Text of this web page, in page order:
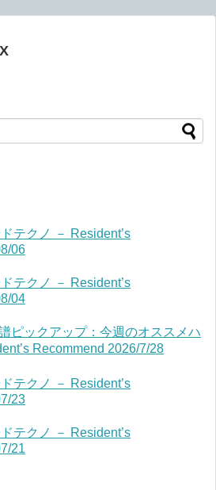
テクノ － Resident’s
06
テクノ － Resident’s
04
ピックアップ：今週のオススメハ
Recommend 2026/7/28
テクノ － Resident’s
23
テクノ － Resident’s
21